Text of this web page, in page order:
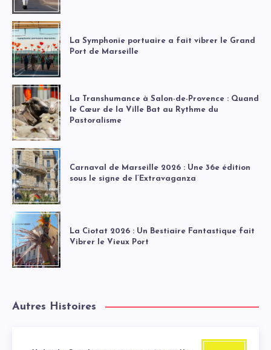
La Symphonie portuaire a fait vibrer le Grand
Port de Marseille
La Transhumance à Salon-de-Provence : Quand
le Cœur de la Ville Bat au Rythme du
Pastoralisme
Carnaval de Marseille 2026 : Une 36e édition
sous le signe de l’Extravaganza
La Ciotat 2026 : Un Bestiaire Fantastique fait
Vibrer le Vieux Port
Autres Histoires